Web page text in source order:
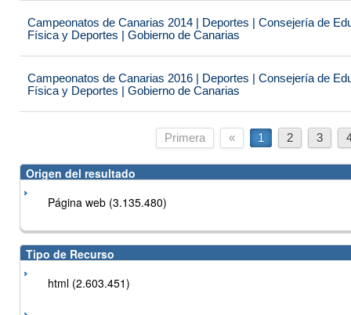
Campeonatos de Canarias 2014 | Deportes | Consejería de
Física y Deportes | Gobierno de Canarias
Campeonatos de Canarias 2016 | Deportes | Consejería de
Física y Deportes | Gobierno de Canarias
Primera « 1 2 3
Origen del resultado
Página web (3.135.480)
Tipo de Recurso
html (2.603.451)